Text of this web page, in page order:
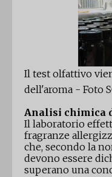
Il test olfattivo
dell'aroma - Foto
Analisi chimica
Il laboratorio
fragranze
che, secondo la
devono essere
superano una